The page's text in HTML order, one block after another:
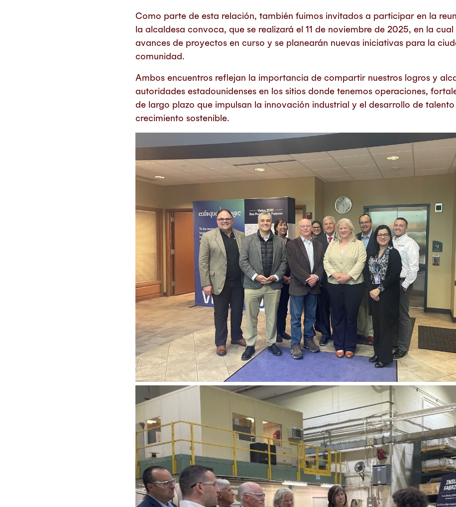
Como parte de esta relación, también fuimos invitados a participar en la
la alcaldesa convoca, que se realizará el 11 de noviembre de 2025, en la cual
avances de proyectos en curso y se planearán nuevas iniciativas para la
comunidad.
Ambos encuentros reflejan la importancia de compartir nuestros logros y
autoridades estadounidenses en los sitios donde tenemos operaciones,
de largo plazo que impulsan la innovación industrial y el desarrollo de
crecimiento sostenible.